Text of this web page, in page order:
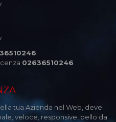
02636510246
tua Azienda nel Web, deve
veloce, responsive, bello da